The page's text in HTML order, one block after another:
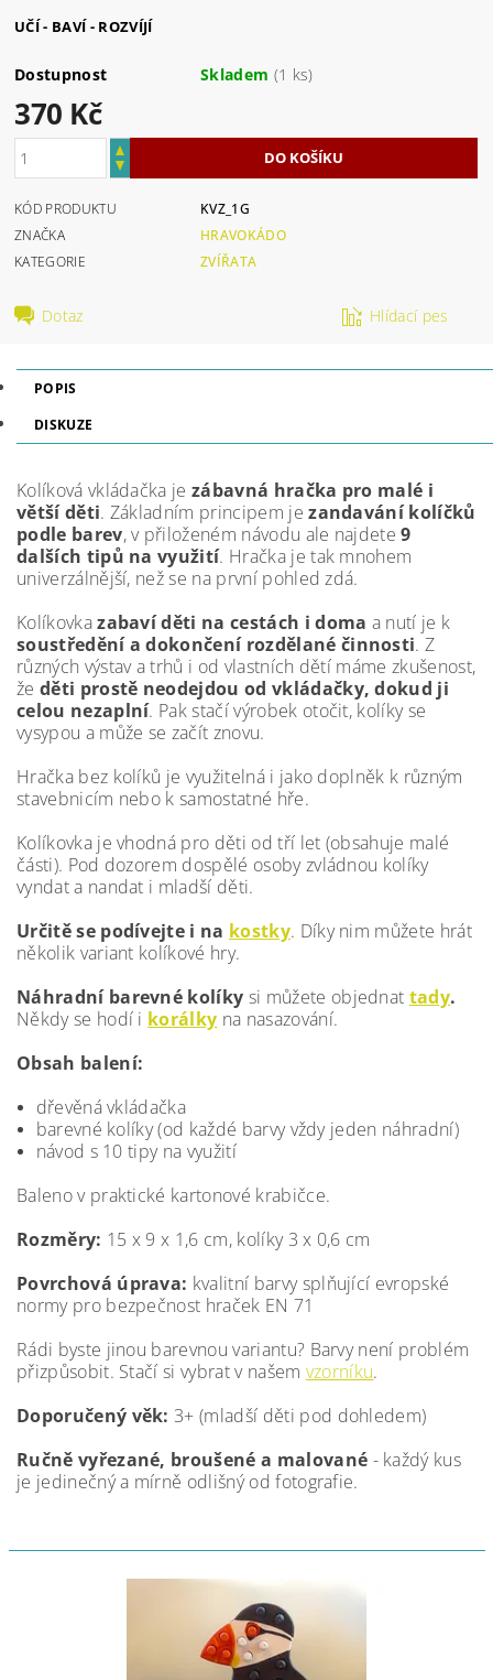
UČÍ - BAVÍ - ROZVÍJÍ
Dostupnost Skladem (1 ks)
370 Kč
KÓD PRODUKTU
KVZ_1G
ZNAČKA
HRAVOKÁDO
KATEGORIE
ZVÍŘATA
Dotaz Hlídací pes
POPIS
DISKUZE
Kolíková vkládačka jezábavná hračka pro malé i
větší děti. Základním principem jezandavání kolíčků
podle barev, v přiloženém návodu ale najdete9
dalších tipů na využití. Hračka je tak mnohem
univerzálnější, než se na první pohled zdá.
Kolíkovkazabaví děti na cestách i doma a nutí je k
soustředění a dokončení rozdělané činnosti. Z
různých výstav a trhů i od vlastních dětí máme zkušenost,
že děti prostě neodejdou od vkládačky, dokud ji
celou nezaplní. Pak stačí výrobek otočit, kolíky se
vysypou a může se začít znovu.
Hračka bez kolíků je využitelná i jako doplněk k různým
stavebnicím nebo k samostatné hře.
Kolíkovka je vhodná pro děti od tří let (obsahuje malé
části). Pod dozorem dospělé osoby zvládnou kolíky
vyndat a nandat i mladší děti.
Určitě se podívejte i na kostky. Díky nim můžete hrát
několik variant kolíkové hry.
Náhradní barevné kolíky si můžete objednat tady.
Někdy se hodí i korálky na nasazování.
Obsah balení:
dřevěná vkládačka
barevné kolíky (od každé barvy vždy jeden náhradní)
návod s 10 tipy na využití
Baleno v praktické kartonové krabičce.
Rozměry: 15 x 9 x 1,6 cm, kolíky 3 x 0,6 cm
Povrchová úprava: kvalitní barvy splňující evropské
normy pro bezpečnost hraček EN 71
Rádi byste jinou barevnou variantu? Barvy není problém
přizpůsobit. Stačí si vybrat v našem vzorníku.
Doporučený věk: 3+ (mladší děti pod dohledem)
Ručně vyřezané, broušené a malované - každý kus
je jedinečný a mírně odlišný od fotografie.